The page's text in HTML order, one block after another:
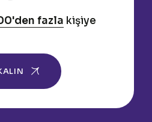
fazla kişiye